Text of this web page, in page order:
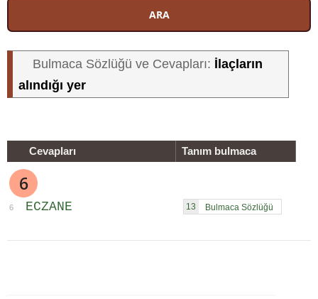
ARA
Bulmaca Sözlüğü ve Cevapları: İlaçların
alındığı yer
Cevapları Tanım bulmaca
6
6 ECZANE 13